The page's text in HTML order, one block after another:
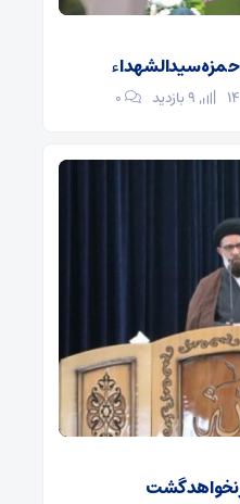
حمزه سیدالشهداء
۰
نخواهد گشت